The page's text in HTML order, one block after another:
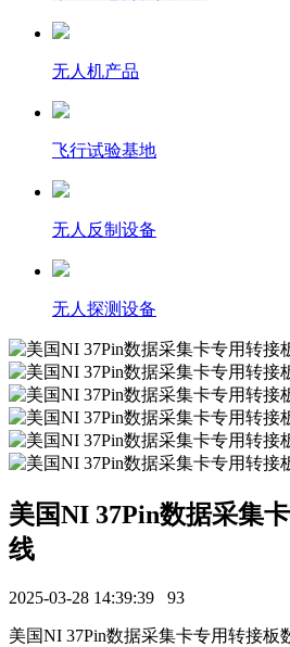
无人机产品
飞行试验基地
无人反制设备
无人探测设备
美国NI 37Pin数据采集
线
2025-03-28 14:39:39 93
美国NI 37Pin数据采集卡专用转接板